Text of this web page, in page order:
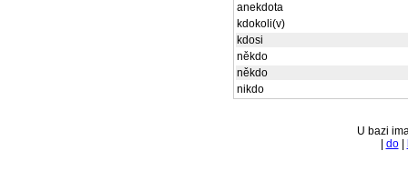
anekdota
kdokoli(v)
kdosi
někdo
někdo
nikdo
U bazi
do|